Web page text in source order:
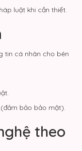
luật khi cần thiết.
tin cá nhân cho bên
bảo bảo mật).
theo